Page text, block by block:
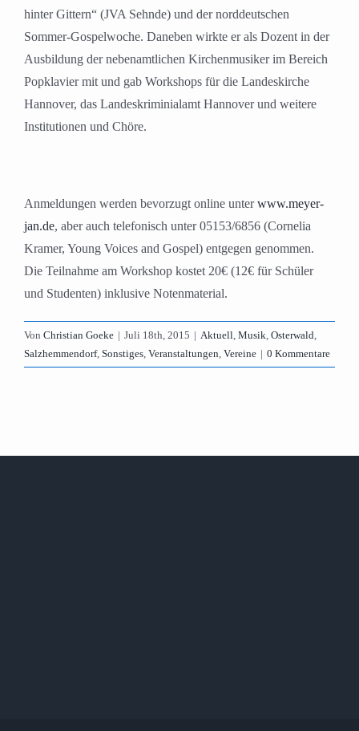
hinter Gittern“ (JVA Sehnde) und der norddeutschen
Sommer-Gospelwoche. Daneben wirkte er als Dozent in der
Ausbildung der nebenamtlichen Kirchenmusiker im Bereich
Popklavier mit und gab Workshops für die Landeskirche
Hannover, das Landeskriminialamt Hannover und weitere
Institutionen und Chöre.
Anmeldungen werden bevorzugt online unterwww.meyer-
jan.de, aber auch telefonisch unter 05153/6856 (Cornelia
Kramer, Young Voices and Gospel) entgegen genommen.
Die Teilnahme am Workshop kostet 20€ (12€ für Schüler
und Studenten) inklusive Notenmaterial.
Von Christian Goeke | Juli 18th, 2015 | Aktuell, Musik, Osterwald,
Salzhemmendorf, Sonstiges, Veranstaltungen, Vereine | 0 Kommentare